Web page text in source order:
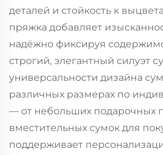
деталей и стойкость к
пряжка добавляет
надёжно фиксируя
строгий, элегантный силуэт
универсальности дизайна
различных размерах по
— от небольших подарочных
вместительных сумок для
поддерживает